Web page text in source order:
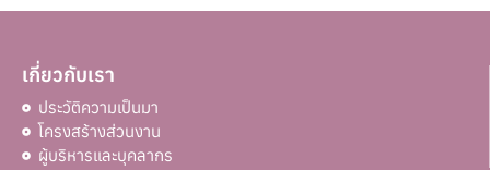
เกี่ยวกับเรา
ประวัติความเป็นมา
โครงสร้างส่วนงาน
ผู้บริหารและบุคลากร